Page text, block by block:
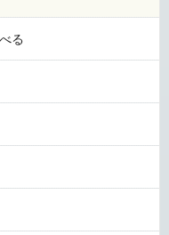
る